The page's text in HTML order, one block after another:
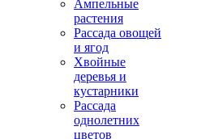
Ампельные
растения
Рассада овощей
и ягод
Хвойные
деревья и
кустарники
Рассада
однолетних
цветов